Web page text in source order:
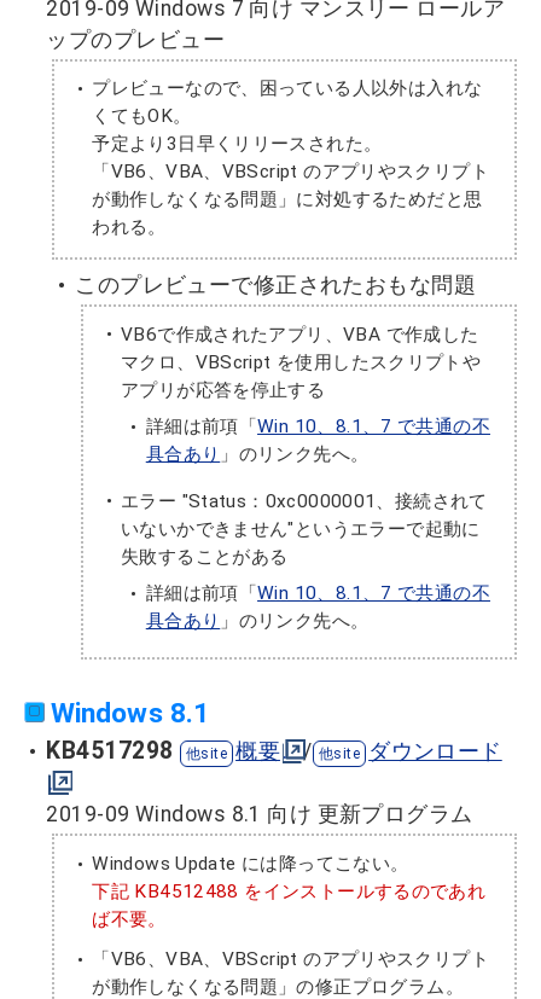
2019-09 Windows 7 向け マンスリー ロールア
ップのプレビュー
プレビューなので、困っている人以外は入れな
くてもOK。
予定より3日早くリリースされた。
「VB6、VBA、VBScript のアプリやスクリプト
が動作しなくなる問題」に対処するためだと思
われる。
このプレビューで修正された おもな問題
VB6で作成されたアプリ、VBA で作成した
マクロ、VBScript を使用したスクリプトや
アプリが応答を停止する
詳細は前項「Win 10、8.1、7 で共通の不
具合あり 」のリンク先へ。
エラー "Status：0xc0000001、接続されて
いないかできません"というエラーで起動に
失敗することがある
詳細は前項「Win 10、8.1、7 で共通の不
具合あり 」のリンク先へ。
Windows 8.1
KB4517298 概要 / ダウンロード
2019-09 Windows 8.1 向け 更新プログラム
Windows Update には降ってこない。
下記 KB4512488 をインストールするのであれ
ば不要。
「VB6、VBA、VBScript のアプリやスクリプト
が動作しなくなる問題」の修正プログラム。